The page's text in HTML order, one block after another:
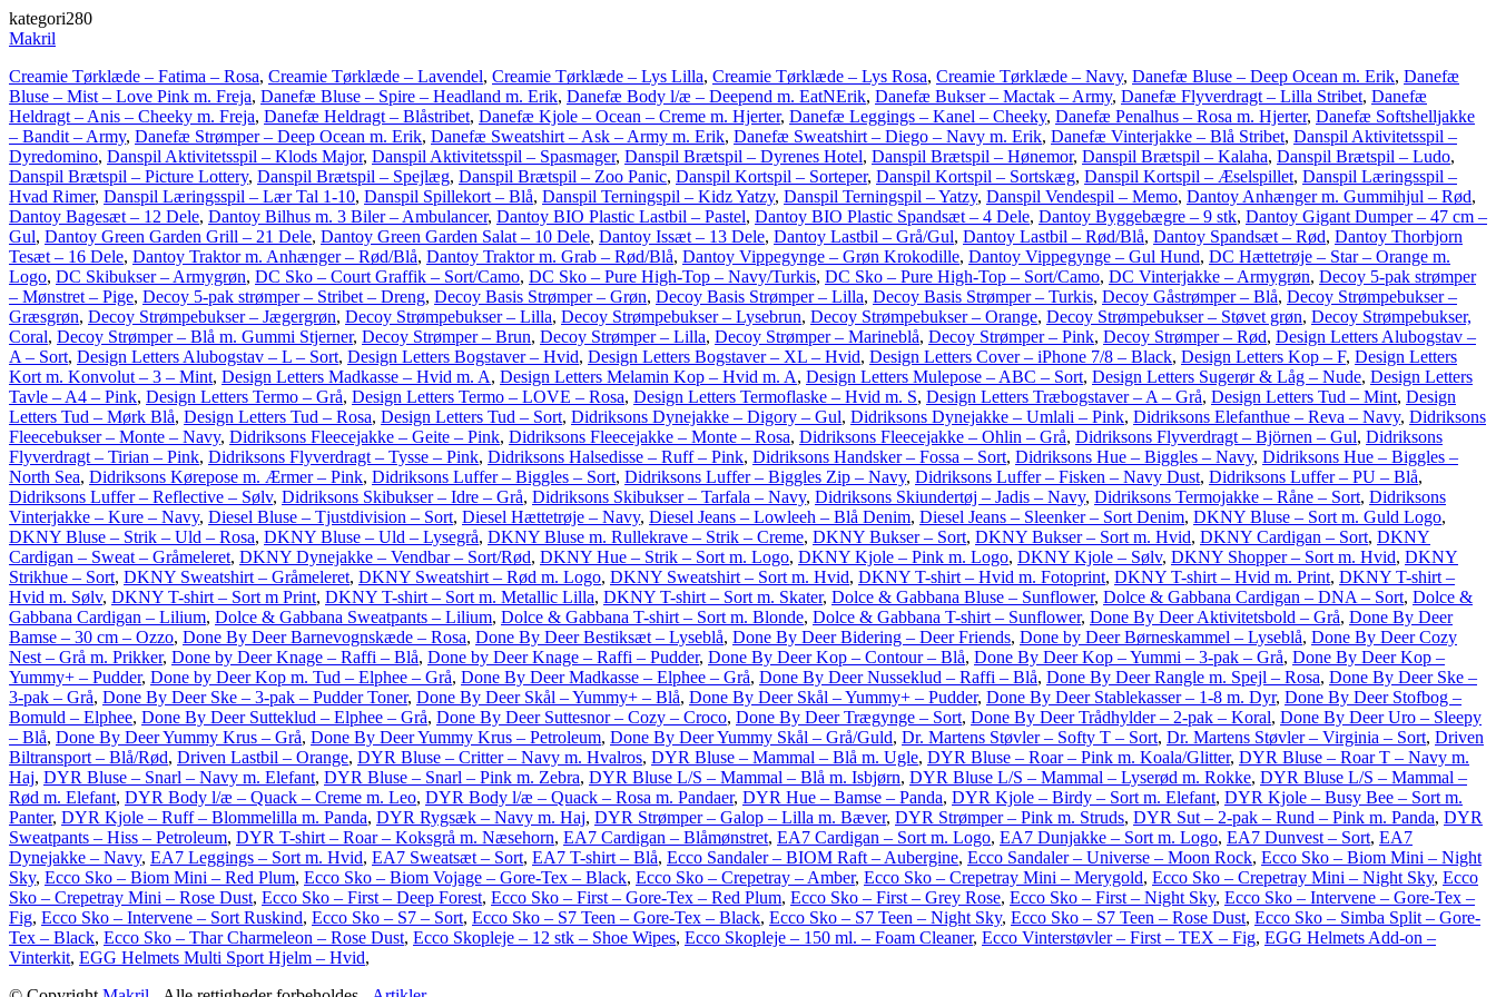
kategori280
Makril
Creamie Tørklæde – Fatima – Rosa, Creamie Tørklæde – Lavendel, Creamie Tørklæde – Lys Lilla, Creamie Tørklæde – Lys Rosa, Creamie Tørklæde – Navy, Danefæ Bluse – Deep Ocean m. Erik, Danefæ
Bluse – Mist – Love Pink m. Freja, Danefæ Bluse – Spire – Headland m. Erik, Danefæ Body l/æ – Deepend m. EatNErik, Danefæ Bukser – Mactak – Army, Danefæ Flyverdragt – Lilla Stribet, Danefæ
Heldragt – Anis – Cheeky m. Freja, Danefæ Heldragt – Blåstribet, Danefæ Kjole – Ocean – Creme m. Hjerter, Danefæ Leggings – Kanel – Cheeky, Danefæ Penalhus – Rosa m. Hjerter, Danefæ Softshelljakke
– Bandit – Army, Danefæ Strømper – Deep Ocean m. Erik, Danefæ Sweatshirt – Ask – Army m. Erik, Danefæ Sweatshirt – Diego – Navy m. Erik, Danefæ Vinterjakke – Blå Stribet, Danspil Aktivitetsspil –
Dyredomino, Danspil Aktivitetsspil – Klods Major, Danspil Aktivitetsspil – Spasmager, Danspil Brætspil – Dyrenes Hotel, Danspil Brætspil – Hønemor, Danspil Brætspil – Kalaha, Danspil Brætspil – Ludo,
Danspil Brætspil – Picture Lottery, Danspil Brætspil – Spejlæg, Danspil Brætspil – Zoo Panic, Danspil Kortspil – Sorteper, Danspil Kortspil – Sortskæg, Danspil Kortspil – Æselspillet, Danspil Læringsspil –
Hvad Rimer, Danspil Læringsspil – Lær Tal 1-10, Danspil Spillekort – Blå, Danspil Terningspil – Kidz Yatzy, Danspil Terningspil – Yatzy, Danspil Vendespil – Memo, Dantoy Anhænger m. Gummihjul – Rød,
Dantoy Bagesæt – 12 Dele, Dantoy Bilhus m. 3 Biler – Ambulancer, Dantoy BIO Plastic Lastbil – Pastel, Dantoy BIO Plastic Spandsæt – 4 Dele, Dantoy Byggebægre – 9 stk, Dantoy Gigant Dumper – 47 cm –
Gul, Dantoy Green Garden Grill – 21 Dele, Dantoy Green Garden Salat – 10 Dele, Dantoy Issæt – 13 Dele, Dantoy Lastbil – Grå/Gul, Dantoy Lastbil – Rød/Blå, Dantoy Spandsæt – Rød, Dantoy Thorbjorn
Tesæt – 16 Dele, Dantoy Traktor m. Anhænger – Rød/Blå, Dantoy Traktor m. Grab – Rød/Blå, Dantoy Vippegynge – Grøn Krokodille, Dantoy Vippegynge – Gul Hund, DC Hættetrøje – Star – Orange m.
Logo, DC Skibukser – Armygrøn, DC Sko – Court Graffik – Sort/Camo, DC Sko – Pure High-Top – Navy/Turkis, DC Sko – Pure High-Top – Sort/Camo, DC Vinterjakke – Armygrøn, Decoy 5-pak strømper
– Mønstret – Pige, Decoy 5-pak strømper – Stribet – Dreng, Decoy Basis Strømper – Grøn, Decoy Basis Strømper – Lilla, Decoy Basis Strømper – Turkis, Decoy Gåstrømper – Blå, Decoy Strømpebukser –
Græsgrøn, Decoy Strømpebukser – Jægergrøn, Decoy Strømpebukser – Lilla, Decoy Strømpebukser – Lysebrun, Decoy Strømpebukser – Orange, Decoy Strømpebukser – Støvet grøn, Decoy Strømpebukser,
Coral, Decoy Strømper – Blå m. Gummi Stjerner, Decoy Strømper – Brun, Decoy Strømper – Lilla, Decoy Strømper – Marineblå, Decoy Strømper – Pink, Decoy Strømper – Rød, Design Letters Alubogstav –
A – Sort, Design Letters Alubogstav – L – Sort, Design Letters Bogstaver – Hvid, Design Letters Bogstaver – XL – Hvid, Design Letters Cover – iPhone 7/8 – Black, Design Letters Kop – F, Design Letters
Kort m. Konvolut – 3 – Mint, Design Letters Madkasse – Hvid m. A, Design Letters Melamin Kop – Hvid m. A, Design Letters Mulepose – ABC – Sort, Design Letters Sugerør & Låg – Nude, Design Letters
Tavle – A4 – Pink, Design Letters Termo – Grå, Design Letters Termo – LOVE – Rosa, Design Letters Termoflaske – Hvid m. S, Design Letters Træbogstaver – A – Grå, Design Letters Tud – Mint, Design
Letters Tud – Mørk Blå, Design Letters Tud – Rosa, Design Letters Tud – Sort, Didriksons Dynejakke – Digory – Gul, Didriksons Dynejakke – Umlali – Pink, Didriksons Elefanthue – Reva – Navy, Didriksons
Fleecebukser – Monte – Navy, Didriksons Fleecejakke – Geite – Pink, Didriksons Fleecejakke – Monte – Rosa, Didriksons Fleecejakke – Ohlin – Grå, Didriksons Flyverdragt – Björnen – Gul, Didriksons
Flyverdragt – Tirian – Pink, Didriksons Flyverdragt – Tysse – Pink, Didriksons Halsedisse – Ruff – Pink, Didriksons Handsker – Fossa – Sort, Didriksons Hue – Biggles – Navy, Didriksons Hue – Biggles –
North Sea, Didriksons Kørepose m. Ærmer – Pink, Didriksons Luffer – Biggles – Sort, Didriksons Luffer – Biggles Zip – Navy, Didriksons Luffer – Fisken – Navy Dust, Didriksons Luffer – PU – Blå,
Didriksons Luffer – Reflective – Sølv, Didriksons Skibukser – Idre – Grå, Didriksons Skibukser – Tarfala – Navy, Didriksons Skiundertøj – Jadis – Navy, Didriksons Termojakke – Råne – Sort, Didriksons
Vinterjakke – Kure – Navy, Diesel Bluse – Tjustdivision – Sort, Diesel Hættetrøje – Navy, Diesel Jeans – Lowleeh – Blå Denim, Diesel Jeans – Sleenker – Sort Denim, DKNY Bluse – Sort m. Guld Logo,
DKNY Bluse – Strik – Uld – Rosa, DKNY Bluse – Uld – Lysegrå, DKNY Bluse m. Rullekrave – Strik – Creme, DKNY Bukser – Sort, DKNY Bukser – Sort m. Hvid, DKNY Cardigan – Sort, DKNY
Cardigan – Sweat – Gråmeleret, DKNY Dynejakke – Vendbar – Sort/Rød, DKNY Hue – Strik – Sort m. Logo, DKNY Kjole – Pink m. Logo, DKNY Kjole – Sølv, DKNY Shopper – Sort m. Hvid, DKNY
Strikhue – Sort, DKNY Sweatshirt – Gråmeleret, DKNY Sweatshirt – Rød m. Logo, DKNY Sweatshirt – Sort m. Hvid, DKNY T-shirt – Hvid m. Fotoprint, DKNY T-shirt – Hvid m. Print, DKNY T-shirt –
Hvid m. Sølv, DKNY T-shirt – Sort m Print, DKNY T-shirt – Sort m. Metallic Lilla, DKNY T-shirt – Sort m. Skater, Dolce & Gabbana Bluse – Sunflower, Dolce & Gabbana Cardigan – DNA – Sort, Dolce &
Gabbana Cardigan – Lilium, Dolce & Gabbana Sweatpants – Lilium, Dolce & Gabbana T-shirt – Sort m. Blonde, Dolce & Gabbana T-shirt – Sunflower, Done By Deer Aktivitetsbold – Grå, Done By Deer
Bamse – 30 cm – Ozzo, Done By Deer Barnevognskæde – Rosa, Done By Deer Bestiksæt – Lyseblå, Done By Deer Bidering – Deer Friends, Done by Deer Børneskammel – Lyseblå, Done By Deer Cozy
Nest – Grå m. Prikker, Done by Deer Knage – Raffi – Blå, Done by Deer Knage – Raffi – Pudder, Done By Deer Kop – Contour – Blå, Done By Deer Kop – Yummi – 3-pak – Grå, Done By Deer Kop –
Yummy+ – Pudder, Done by Deer Kop m. Tud – Elphee – Grå, Done By Deer Madkasse – Elphee – Grå, Done By Deer Nusseklud – Raffi – Blå, Done By Deer Rangle m. Spejl – Rosa, Done By Deer Ske –
3-pak – Grå, Done By Deer Ske – 3-pak – Pudder Toner, Done By Deer Skål – Yummy+ – Blå, Done By Deer Skål – Yummy+ – Pudder, Done By Deer Stablekasser – 1-8 m. Dyr, Done By Deer Stofbog –
Bomuld – Elphee, Done By Deer Sutteklud – Elphee – Grå, Done By Deer Suttesnor – Cozy – Croco, Done By Deer Trægynge – Sort, Done By Deer Trådhylder – 2-pak – Koral, Done By Deer Uro – Sleepy
– Blå, Done By Deer Yummy Krus – Grå, Done By Deer Yummy Krus – Petroleum, Done By Deer Yummy Skål – Grå/Guld, Dr. Martens Støvler – Softy T – Sort, Dr. Martens Støvler – Virginia – Sort, Driven
Biltransport – Blå/Rød, Driven Lastbil – Orange, DYR Bluse – Critter – Navy m. Hvalros, DYR Bluse – Mammal – Blå m. Ugle, DYR Bluse – Roar – Pink m. Koala/Glitter, DYR Bluse – Roar T – Navy m.
Haj, DYR Bluse – Snarl – Navy m. Elefant, DYR Bluse – Snarl – Pink m. Zebra, DYR Bluse L/S – Mammal – Blå m. Isbjørn, DYR Bluse L/S – Mammal – Lyserød m. Rokke, DYR Bluse L/S – Mammal –
Rød m. Elefant, DYR Body l/æ – Quack – Creme m. Leo, DYR Body l/æ – Quack – Rosa m. Pandaer, DYR Hue – Bamse – Panda, DYR Kjole – Birdy – Sort m. Elefant, DYR Kjole – Busy Bee – Sort m.
Panter, DYR Kjole – Ruff – Blommelilla m. Panda, DYR Rygsæk – Navy m. Haj, DYR Strømper – Galop – Lilla m. Bæver, DYR Strømper – Pink m. Struds, DYR Sut – 2-pak – Rund – Pink m. Panda, DYR
Sweatpants – Hiss – Petroleum, DYR T-shirt – Roar – Koksgrå m. Næsehorn, EA7 Cardigan – Blåmønstret, EA7 Cardigan – Sort m. Logo, EA7 Dunjakke – Sort m. Logo, EA7 Dunvest – Sort, EA7
Dynejakke – Navy, EA7 Leggings – Sort m. Hvid, EA7 Sweatsæt – Sort, EA7 T-shirt – Blå, Ecco Sandaler – BIOM Raft – Aubergine, Ecco Sandaler – Universe – Moon Rock, Ecco Sko – Biom Mini – Night
Sky, Ecco Sko – Biom Mini – Red Plum, Ecco Sko – Biom Vojage – Gore-Tex – Black, Ecco Sko – Crepetray – Amber, Ecco Sko – Crepetray Mini – Merygold, Ecco Sko – Crepetray Mini – Night Sky, Ecco
Sko – Crepetray Mini – Rose Dust, Ecco Sko – First – Deep Forest, Ecco Sko – First – Gore-Tex – Red Plum, Ecco Sko – First – Grey Rose, Ecco Sko – First – Night Sky, Ecco Sko – Intervene – Gore-Tex –
Fig, Ecco Sko – Intervene – Sort Ruskind, Ecco Sko – S7 – Sort, Ecco Sko – S7 Teen – Gore-Tex – Black, Ecco Sko – S7 Teen – Night Sky, Ecco Sko – S7 Teen – Rose Dust, Ecco Sko – Simba Split – Gore-
Tex – Black, Ecco Sko – Thar Charmeleon – Rose Dust, Ecco Skopleje – 12 stk – Shoe Wipes, Ecco Skopleje – 150 ml. – Foam Cleaner, Ecco Vinterstøvler – First – TEX – Fig, EGG Helmets Add-on –
Vinterkit, EGG Helmets Multi Sport Hjelm – Hvid,